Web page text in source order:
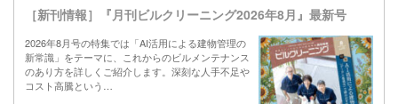
［新刊情報］『月刊ビルクリーニング2026年8月』最新号
2026年8月号の特集では「AI活用による建物管理の
新常識」をテーマに、これからのビルメンテナンス
のあり方を詳しくご紹介します。深刻な人手不足や
コスト高騰という…